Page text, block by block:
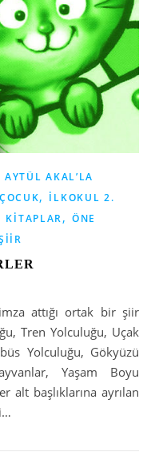
AYTÜL AKAL’LA
ÇOCUK, İLKOKUL 2.
KITAPLAR,ÖNE
Tren Yolculuğu, Uçak
Yolculuğu, Gökyüzü
Yaşam Boyu
alt başlıklarına ayrılan